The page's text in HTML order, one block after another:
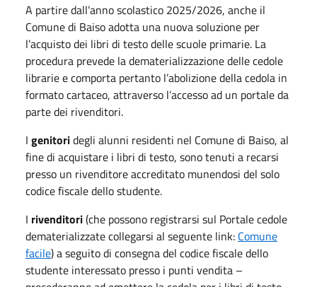
A partire dall’anno scolastico 2025/2026, anche il
Comune di Baiso adotta una nuova soluzione per
l’acquisto dei libri di testo delle scuole primarie. La
procedura prevede la dematerializzazione delle cedole
librarie e comporta pertanto l’abolizione della cedola in
formato cartaceo, attraverso l’accesso ad un portale da
parte dei rivenditori.
I genitoridegli alunni residenti nel Comune di Baiso, al
fine di acquistare i libri di testo, sono tenuti a recarsi
presso un rivenditore accreditato munendosi del solo
codice fiscale dello studente.
I rivenditori(che possono registrarsi sul Portale cedole
dematerializzate collegarsi al seguente link: Comune
facile) a seguito di consegna del codice fiscale dello
studente interessato presso i punti vendita –